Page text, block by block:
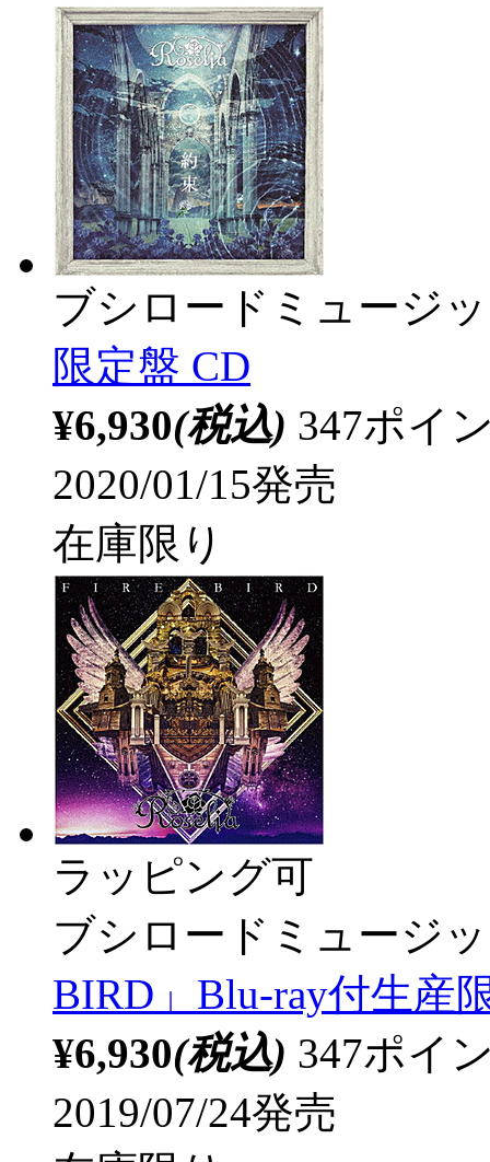
ブシロードミュージ
限定盤 CD
¥6,930(税込) 347ポイ
2020/01/15発売
在庫限り
ラッピング可
ブシロードミュージ
BIRD」Blu-ray付生産
¥6,930(税込) 347ポイ
2019/07/24発売